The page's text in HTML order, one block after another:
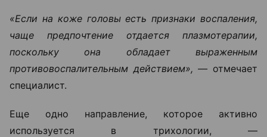
«Если на коже головы есть признаки воспаления,
чаще предпочтение отдается плазмотерапии,
поскольку она обладает выраженным
противовоспалительным действием», — отмечает
специалист.
Еще одно направление, которое активно
используется в трихологии, —